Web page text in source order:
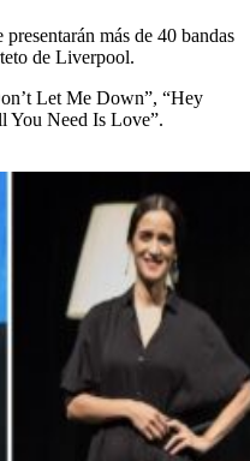
más de 40 bandas
de Liverpool.
Let Me Down”, “Hey
You Need Is Love”.